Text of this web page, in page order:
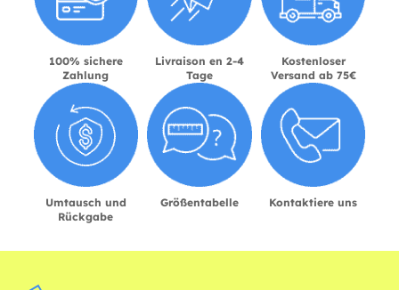
100% sichere
Zahlung
Livraison en 2-4
Tage
Kostenloser
Versand ab 75€
Umtausch und
Rückgabe
Größentabelle Kontaktiere uns